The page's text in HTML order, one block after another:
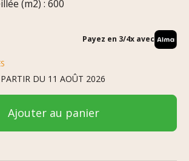
(m2) : 600
Payez en 3/4x avec
DU 11 AOÛT 2026
Ajouter au panier